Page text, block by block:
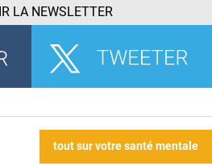
LA NEWSLETTER
tout sur votre santé mentale